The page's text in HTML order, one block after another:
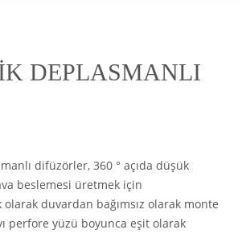
DEPLASMANLI
difüzörler, 360 ° açıda düşük
beslemesi üretmek için
olarak duvardan bağımsız olarak monte
perfore yüzü boyunca eşit olarak